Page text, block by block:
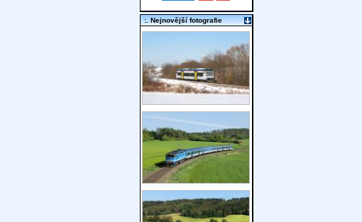
:. Nejnovější fotografie